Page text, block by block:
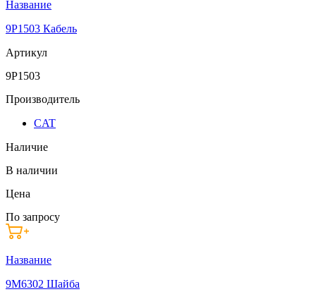
Название
9P1503 Кабель
Артикул
9P1503
Производитель
CAT
Наличие
В наличии
Цена
По запросу
Название
9M6302 Шайба